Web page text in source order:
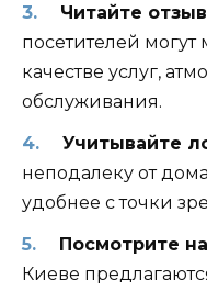
Читайте
посетителей могут
качестве услуг,
обслуживания.
Учитывайте
неподалеку от
удобнее с точки
Посмотрите
Киеве